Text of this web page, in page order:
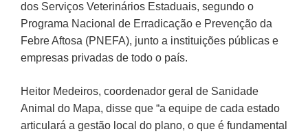
dos Serviços Veterinários Estaduais, segundo o
Programa Nacional de Erradicação e Prevenção da
Febre Aftosa (PNEFA), junto a instituições públicas e
empresas privadas de todo o país.
Heitor Medeiros, coordenador geral de Sanidade
Animal do Mapa, disse que “a equipe de cada estado
articulará a gestão local do plano, o que é fundamental